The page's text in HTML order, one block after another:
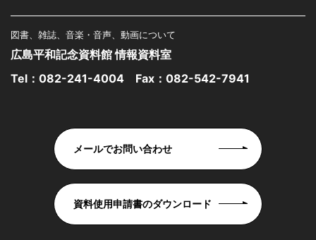
図書、雑誌、音楽・音声、動画について
広島平和記念資料館 情報資料室
Tel： 082-241-4004 Fax：082-542-7941
メールでお問い合わせ
資料使用申請書のダウンロード